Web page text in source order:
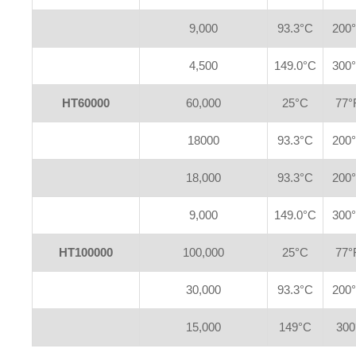
9,000 93.3°C
4,500 149.0°C
HT60000 60,000 25°C
18000 93.3°C
18,000 93.3°C
9,000 149.0°C
HT100000 100,000 25°C
30,000 93.3°C
15,000 149°C